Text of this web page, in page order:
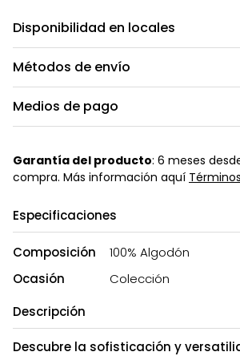
Disponibilidad en locales
Métodos de envío
Medios de pago
Garantía del producto: 6 meses
compra. Más información aquí
Especificaciones
Composición
100% Algodón
Ocasión
Colección
Descripción
Descubre la sofisticación y